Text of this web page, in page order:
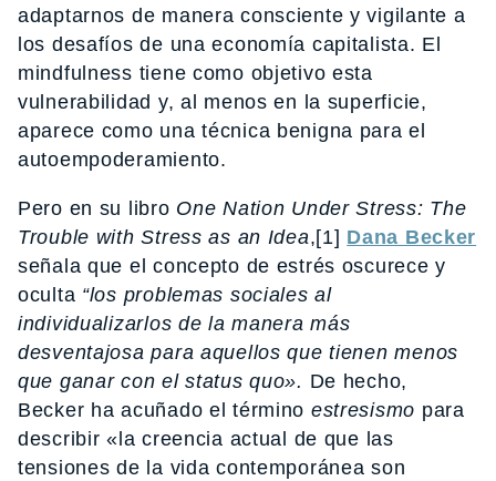
adaptarnos de manera consciente y vigilante a
los desafíos de una economía capitalista. El
mindfulness tiene como objetivo esta
vulnerabilidad y, al menos en la superficie,
aparece como una técnica benigna para el
autoempoderamiento.
Pero en su libro One Nation Under Stress: The
Trouble with Stress as an Idea,[1] Dana Becker
señala que el concepto de estrés oscurece y
oculta “los problemas sociales al
individualizarlos de la manera más
desventajosa para aquellos que tienen menos
que ganar con el status quo». De hecho,
Becker ha acuñado el término estresismo para
describir «la creencia actual de que las
tensiones de la vida contemporánea son